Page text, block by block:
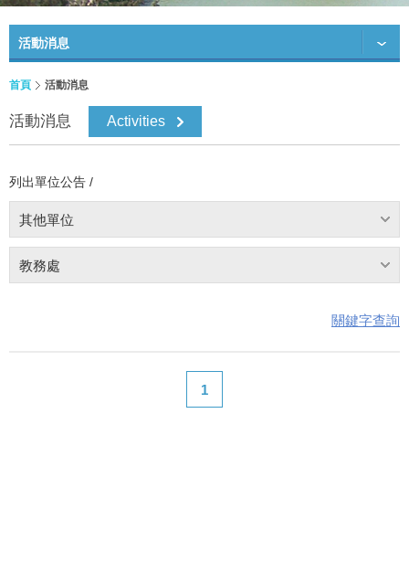
活動消息
首頁 活動消息
活動消息 Activities
列出單位公告 /
其他單位
教務處
關鍵字查詢
1